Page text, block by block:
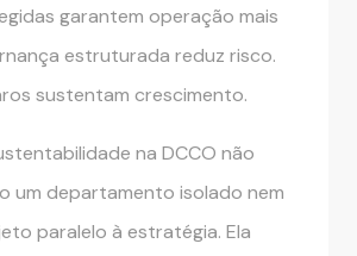
garantem operação mais
estruturada reduz risco.
sustentam crescimento.
na DCCO não
um departamento isolado nem
paralelo à estratégia. Ela